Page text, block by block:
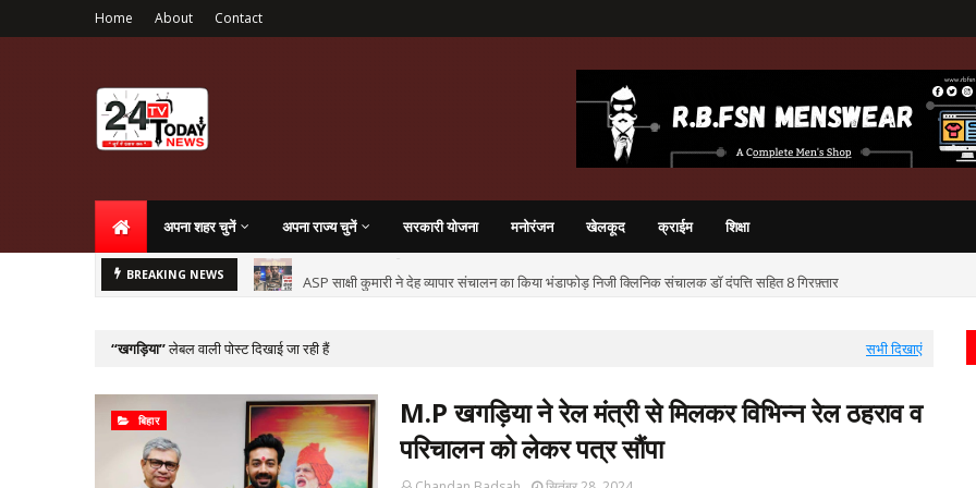
Home About Contact
अपना शहर चुनें अपना राज्य चुनें सरकारी योजना मनोरंजन खेलकूद क्राईम शिक्षा
BREAKING NEWS ASP साक्षी कुमारी ने देह व्यापार संचालन का किया भंडाफोड़ निजी क्लिनिक संचालक डॉ दंपत्ति सहित 8 गिरफ़्तार
खगड़िया लेबल वाली पोस्ट दिखाई जा रही हैं सभी दिखाएं
बिहार
M.P खगड़िया ने रेल मंत्री से मिलकर विभिन्न रेल ठहराव व
परिचालन को लेकर पत्र सौंपा